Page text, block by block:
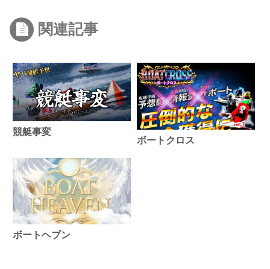
関連記事
競艇事変
ボートクロス
ボートヘブン